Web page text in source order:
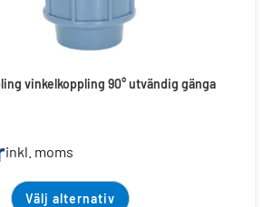
vinkelkoppling 90° utvändig gänga
inkl. moms
Välj alternativ